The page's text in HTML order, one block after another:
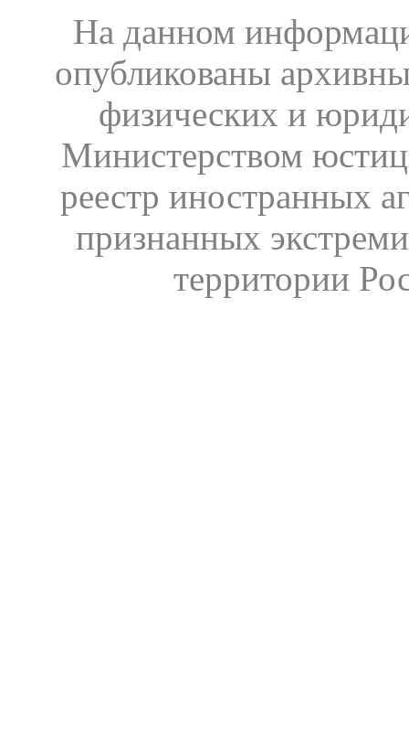
На данном
опубликованы
физических и
Министерством
реестр иностранных
признанных
территории